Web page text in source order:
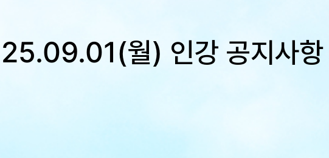
25.09.01(월) 인강 공지사항